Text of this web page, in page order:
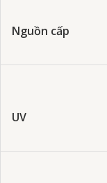
Nguồn cấp
UV